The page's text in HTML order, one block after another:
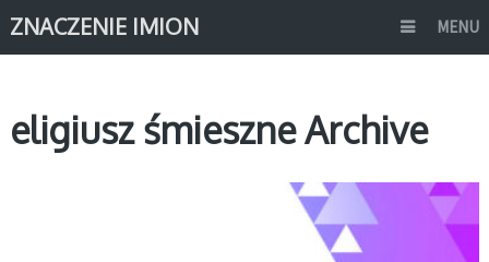
ZNACZENIE IMION MENU
eligiusz śmieszne Archive